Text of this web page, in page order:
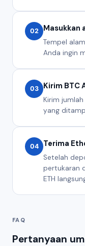
02 Masukkan
Tempel
Anda ingin
03 Kirim BTC
Kirim
yang
04 Terima
Setelah
pertukaran
ETH
FAQ
Pertanyaan